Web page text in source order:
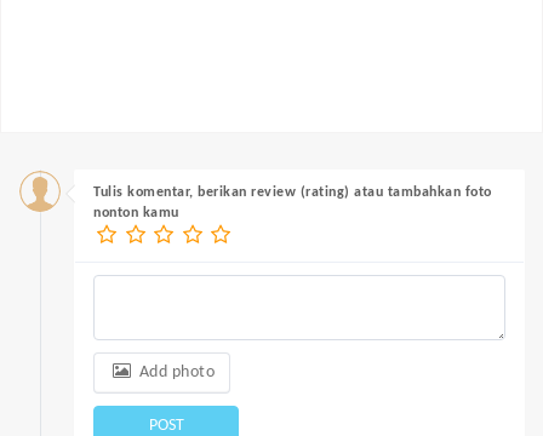
Tulis komentar, berikan review (rating) atau tambahkan foto
nonton kamu
Add photo
POST